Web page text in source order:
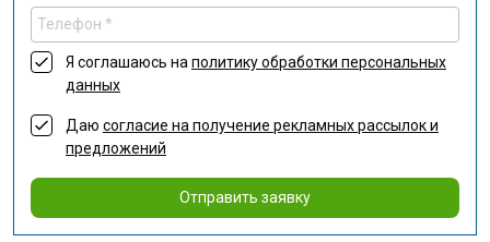
Я соглашаюсь на политику обработки персональных
данных
Даю согласие на получение рекламных рассылок и
предложений
Отправить заявку